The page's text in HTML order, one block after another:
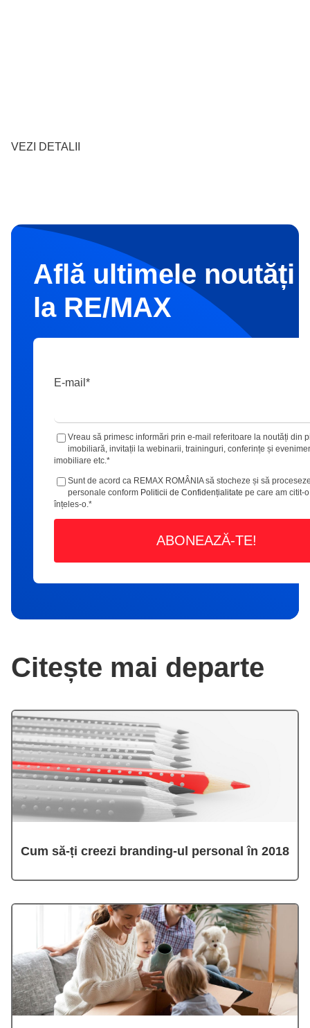
VEZI DETALII
Află ultimele noutăți
la RE/MAX
E-mail *
Vreau să primesc informări prin e-mail referitoare la noutăți din
imobiliară, invitații la webinarii, traininguri, conferințe și
imobiliare etc.*
Sunt de acord ca REMAX ROMÂNIA să stocheze și să
personale conform Politicii de Confidențialitate pe care am citit-
înțeles-o.*
Citește mai departe
Cum să-ți creezi branding-ul personal în 2018